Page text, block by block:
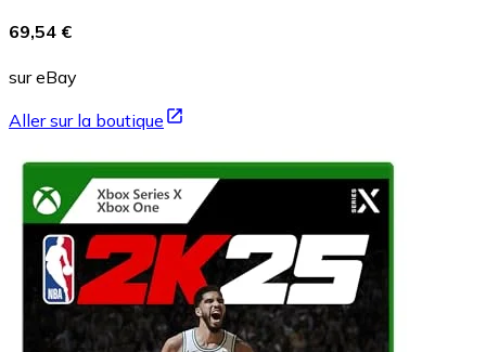
69,54 €
sur eBay
Aller sur la boutique